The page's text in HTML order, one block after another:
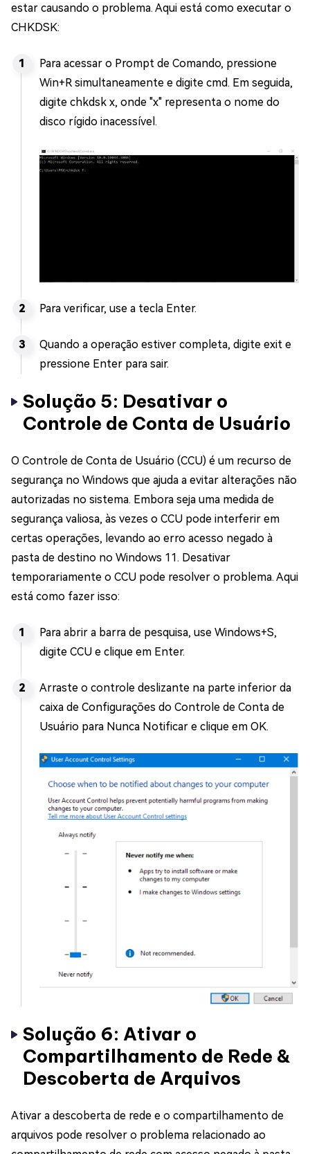
estar causando o problema. Aqui está como executar o
CHKDSK:
Para acessar o Prompt de Comando, pressione
Win+R simultaneamente e digite cmd. Em seguida,
digite chkdsk x, onde "x" representa o nome do
disco rígido inacessível.
Para verificar, use a tecla Enter.
Quando a operação estiver completa, digite exit e
pressione Enter para sair.
Solução 5: Desativar o
Controle de Conta de Usuário
O Controle de Conta de Usuário (CCU) é um recurso de
segurança no Windows que ajuda a evitar alterações não
autorizadas no sistema. Embora seja uma medida de
segurança valiosa, às vezes o CCU pode interferir em
certas operações, levando ao erro acesso negado à
pasta de destino no Windows 11. Desativar
temporariamente o CCU pode resolver o problema. Aqui
está como fazer isso:
Para abrir a barra de pesquisa, use Windows+S,
digite CCU e clique em Enter.
Arraste o controle deslizante na parte inferior da
caixa de Configurações do Controle de Conta de
Usuário para Nunca Notificar e clique em OK.
Solução 6: Ativar o
Compartilhamento de Rede &
Descoberta de Arquivos
Ativar a descoberta de rede e o compartilhamento de
arquivos pode resolver o problema relacionado ao